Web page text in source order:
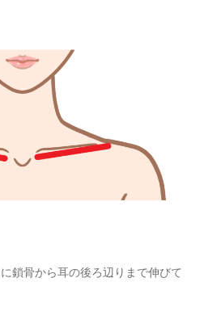
鎖骨から耳の後ろ辺りまで伸びて